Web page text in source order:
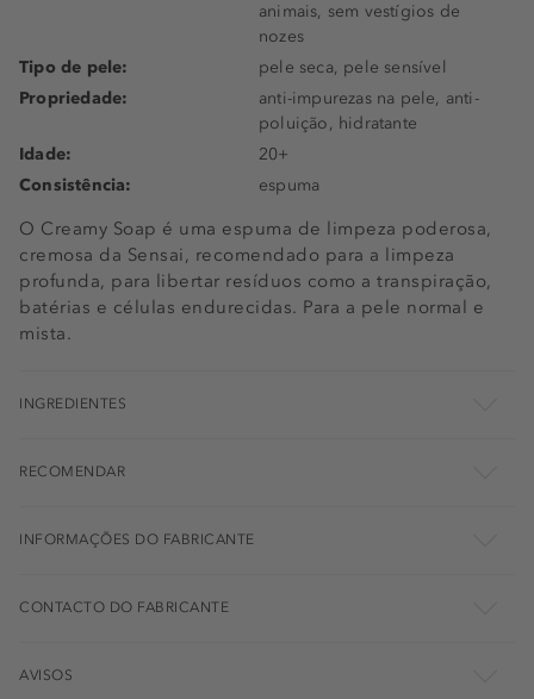
O Creamy Soap é uma espuma de limpeza poderosa,
cremosa da Sensai, recomendado para a limpeza
profunda, para libertar resíduos como a transpiração,
batérias e células endurecidas. Para a pele normal e
mista.
animais, sem vestígios de
nozes
Tipo de pele:
pele seca, pele sensível
Propriedade:
anti-impurezas na pele, anti-
poluição, hidratante
Idade:
20+
Consistência:
espuma
INGREDIENTES
RECOMENDAR
INFORMAÇÕES DO FABRICANTE
CONTACTO DO FABRICANTE
AVISOS